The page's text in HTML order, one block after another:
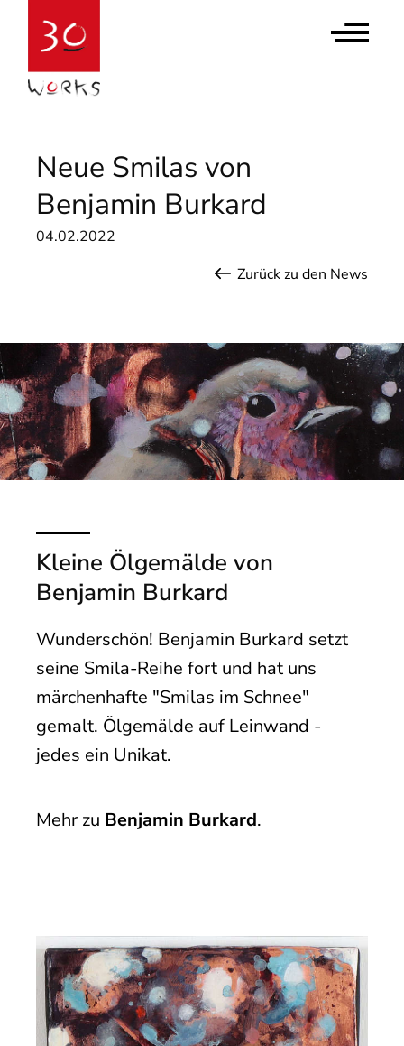
Neue Smilas von
Benjamin Burkard
04.02.2022
Zurück zu den News
Kleine Ölgemälde von
Benjamin Burkard
Wunderschön! Benjamin Burkard setzt
seine Smila-Reihe fort und hat uns
märchenhafte "Smilas im Schnee"
gemalt. Ölgemälde auf Leinwand -
jedes ein Unikat.
Mehr zu Benjamin Burkard.